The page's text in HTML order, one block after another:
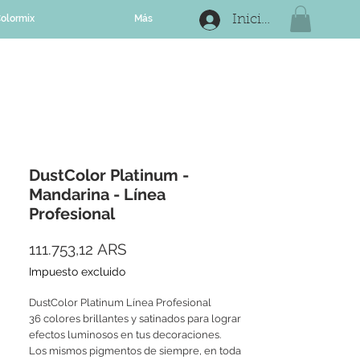
Iniciar sesión
Más
DustColor Platinum -
Mandarina - Línea
Profesional
111.753,12 ARS
Impuesto excluido
DustColor Platinum Línea Profesional
36 colores brillantes y satinados para lograr
efectos luminosos en tus decoraciones.
Los mismos pigmentos de siempre, en toda